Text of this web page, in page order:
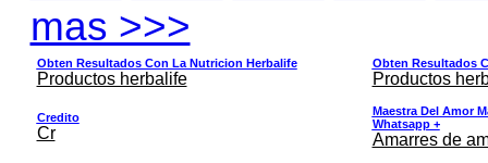
mas >>>
Obten Resultados Con La Nutricion Herbalife
Productos herbalife
Obten Resultados
Productos
Credito
Cr
Maestra Del Amor
Whatsapp +
Amarres de